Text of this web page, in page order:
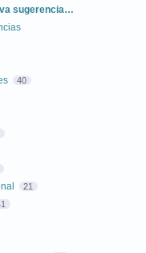
sugerencia…
40
21